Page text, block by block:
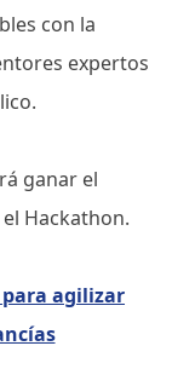
con la
expertos
ganar el
Hackathon.
para agilizar